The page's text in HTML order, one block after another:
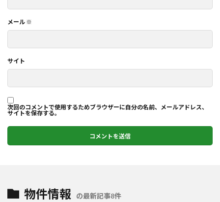
メール ※
サイト
次回のコメントで使用するためブラウザーに自分の名前、メールアドレス、
サイトを保存する。
物件情報 の最新記事8件